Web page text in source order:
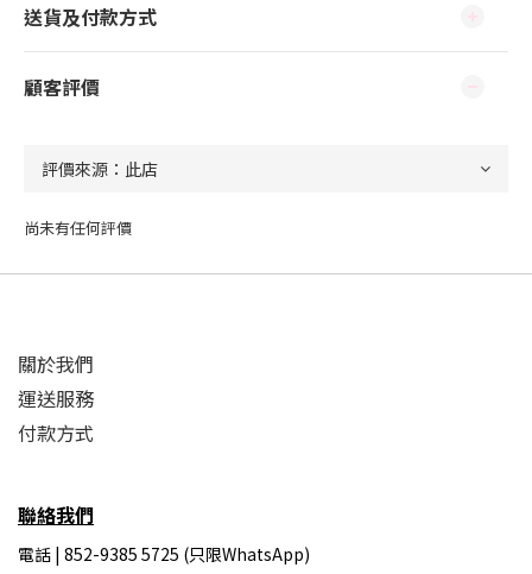
送貨及付款方式
顧客評價
尚未有任何評價
關於我們
運送服務
付款方式
聯絡我們
電話 | 852-9385 5725 (只限WhatsApp)